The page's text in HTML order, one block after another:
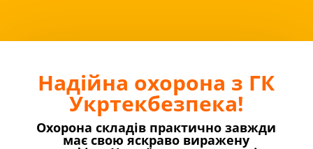
Надійна охорона з ГК
Укртекбезпека!
Охорона складів практично завжди
має свою яскраво виражену